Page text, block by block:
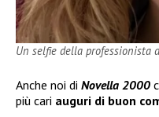
Un selfie della professionista
Anche noi di Novella 2000
più cari auguri di buon